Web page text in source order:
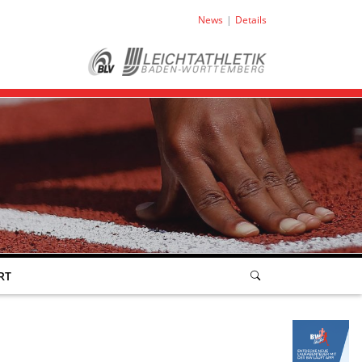
News Details